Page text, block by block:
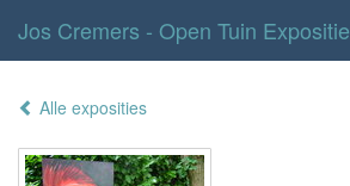
Jos Cremers - Open Tuin Expositie
Alle exposities